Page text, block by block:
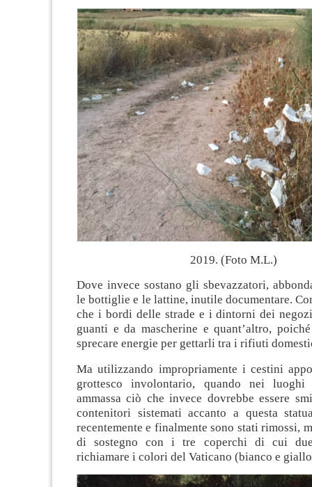
2019. (Foto M.L.)
Dove invece sostano gli sbevazzatori,
le bottiglie e le lattine, inutile documentare.
che i bordi delle strade e i dintorni dei
guanti e da mascherine e quant’altro,
sprecare energie per gettarli tra i rifiuti
Ma utilizzando impropriamente i cestini
grottesco involontario, quando nei
ammassa ciò che invece dovrebbe essere
contenitori sistemati accanto a questa
recentemente e finalmente sono stati rimossi,
di sostegno con i tre coperchi di cui
richiamare i colori del Vaticano (bianco e